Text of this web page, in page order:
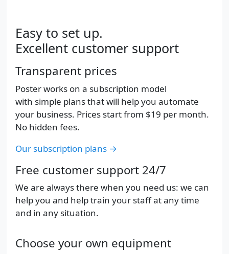
Easy to set up.
Excellent customer support
Transparent prices
Poster works on a subscription model
with simple plans that will help you automate
your business. Prices start from $19 per month.
No hidden fees.
Our subscription plans →
Free customer support 24/7
We are always there when you need us: we can
help you and help train your staff at any time
and in any situation.
Choose your own equipment